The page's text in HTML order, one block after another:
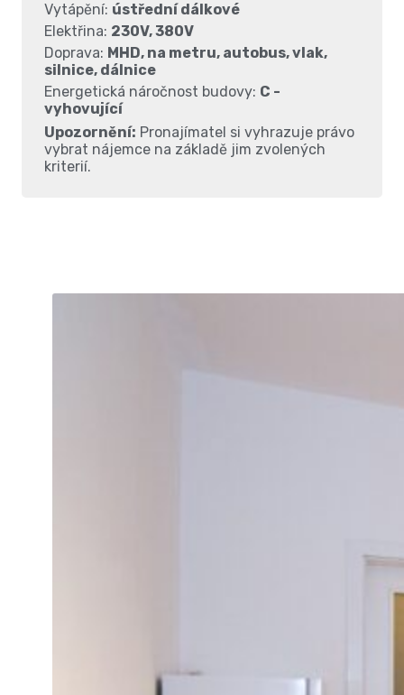
Vytápění: ústřední dálkové
Elektřina: 230V, 380V
Doprava: MHD, na metru, autobus, vlak,
silnice, dálnice
Energetická náročnost budovy: C -
vyhovující
Upozornění: Pronajímatel si vyhrazuje právo
vybrat nájemce na základě jim zvolených
kriterií.